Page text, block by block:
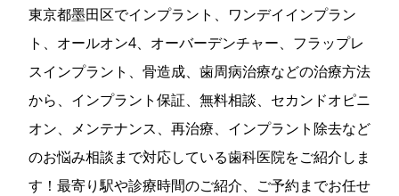
東京都墨田区でインプラント、ワンデイインプラン
ト、オールオン4、オーバーデンチャー、フラップレ
スインプラント、骨造成、歯周病治療などの治療方法
から、インプラント保証、無料相談、セカンドオピニ
オン、メンテナンス、再治療、インプラント除去など
のお悩み相談まで対応している歯科医院をご紹介しま
す！最寄り駅や診療時間のご紹介、ご予約までお任せ